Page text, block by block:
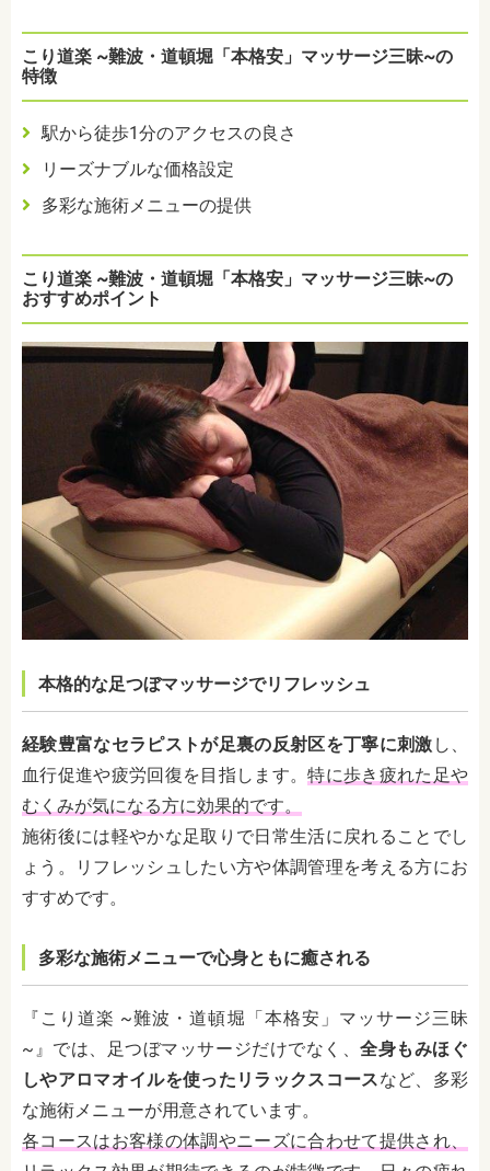
こり道楽 ~難波・道頓堀「本格安」マッサージ三昧~の
特徴
駅から徒歩1分のアクセスの良さ
リーズナブルな価格設定
多彩な施術メニューの提供
こり道楽 ~難波・道頓堀「本格安」マッサージ三昧~の
おすすめポイント
本格的な足つぼマッサージでリフレッシュ
経験豊富なセラピストが足裏の反射区を丁寧に刺激 し、
血行促進や疲労回復を目指します。特に歩き疲れた足や
むくみが気になる方に効果的です。
施術後には軽やかな足取りで日常生活に戻れることでし
ょう。リフレッシュしたい方や体調管理を考える方にお
すすめです。
多彩な施術メニューで心身ともに癒される
『こり道楽 ~難波・道頓堀「本格安」マッサージ三昧
~』では、足つぼマッサージだけでなく、全身もみほぐ
しやアロマオイルを使ったリラックスコースなど、多彩
な施術メニューが用意されています。
各コースはお客様の体調やニーズに合わせて提供され、